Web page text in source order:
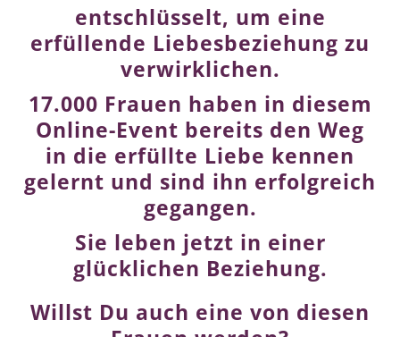
entschlüsselt, um eine
erfüllende Liebesbeziehung zu
verwirklichen.
17.000 Frauen haben in diesem
Online-Event bereits den Weg
in die erfüllte Liebe kennen
gelernt und sind ihn erfolgreich
gegangen.
Sie leben jetzt in einer
glücklichen Beziehung.
Willst Du auch eine von diesen